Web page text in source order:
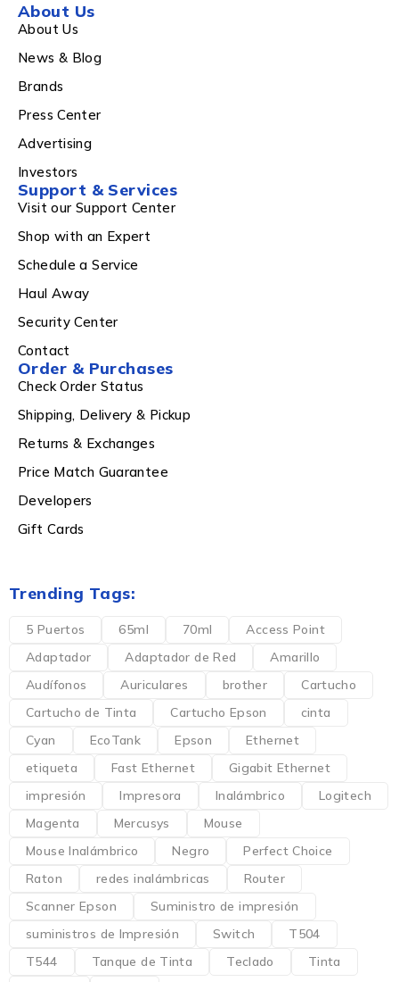
About Us
About Us
News & Blog
Brands
Press Center
Advertising
Investors
Support & Services
Visit our Support Center
Shop with an Expert
Schedule a Service
Haul Away
Security Center
Contact
Order & Purchases
Check Order Status
Shipping, Delivery & Pickup
Returns & Exchanges
Price Match Guarantee
Developers
Gift Cards
Trending Tags:
5 Puertos 65ml 70ml
Access Point
Adaptador
Adaptador de Red
Amarillo
Audífonos
Auriculares brother
Cartucho
Cartucho de Tinta
Cartucho Epson
cinta
Cyan
EcoTank Epson
Ethernet
etiqueta
Fast Ethernet
Gigabit Ethernet
impresión
Impresora Inalámbrico
Logitech
Magenta
Mercusys
Mouse
Mouse Inalámbrico
Negro
Perfect Choice
Raton
redes inalámbricas
Router
Scanner Epson
Suministro de impresión
suministros de Impresión
Switch
T504
T544
Tanque de Tinta Teclado
Tinta